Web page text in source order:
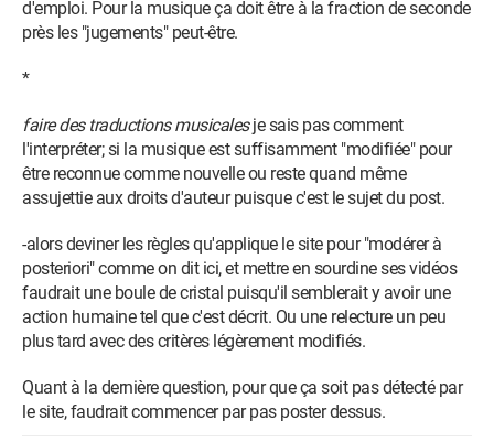
d'emploi. Pour la musique ça doit être à la fraction de seconde
près les "jugements" peut-être.
*
faire des traductions musicalesje sais pas comment
l'interpréter; si la musique est suffisamment "modifiée" pour
être reconnue comme nouvelle ou reste quand même
assujettie aux droits d'auteur puisque c'est le sujet du post.
-alors deviner les règles qu'applique le site pour "modérer à
posteriori" comme on dit ici, et mettre en sourdine ses vidéos
faudrait une boule de cristal puisqu'il semblerait y avoir une
action humaine tel que c'est décrit. Ou une relecture un peu
plus tard avec des critères légèrement modifiés.
Quant à la dernière question, pour que ça soit pas détecté par
le site, faudrait commencer par pas poster dessus.